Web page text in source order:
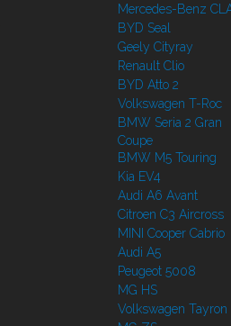
Mercedes-Benz
BYD Seal
Geely Cityray
Renault Clio
BYD Atto 2
Volkswagen T-Roc
BMW Seria 2 Gran
Coupe
BMW M5 Touring
Kia EV4
Audi A6 Avant
Citroen C3 Aircross
MINI Cooper Cabrio
Audi A5
Peugeot 5008
MG HS
Volkswagen Tayron